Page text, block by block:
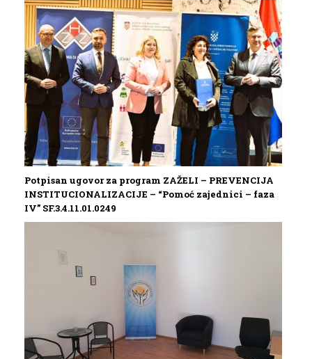
Potpisan ugovor za program ZAŽELI – PREVENCIJA
INSTITUCIONALIZACIJE – “Pomoć zajednici – faza
IV” SF.3.4.11.01.0249